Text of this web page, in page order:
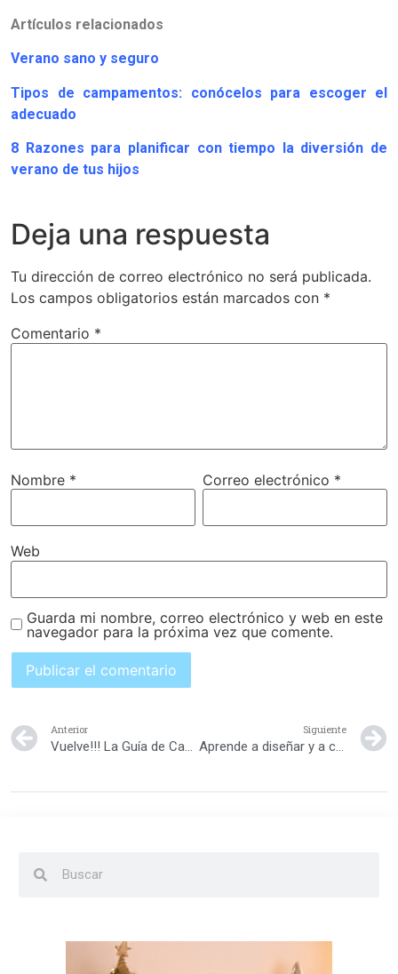
Artículos relacionados
Verano sano y seguro
Tipos de campamentos: conócelos para escoger el
adecuado
8 Razones para planificar con tiempo la diversión de
verano de tus hijos
Deja una respuesta
Tu dirección de correo electrónico no será publicada.
Los campos obligatorios están marcados con *
Comentario *
Nombre * Correo electrónico *
Web
Guarda mi nombre, correo electrónico y web en este
navegador para la próxima vez que comente.
Anterior
Vuelve!!! La Guía de Campamentos de Nuestros Hijos!!!
Siguiente
Aprende a diseñar y a coser